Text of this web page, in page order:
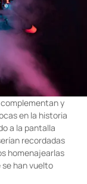
y
en la historia
a la pantalla
recordadas
homenajearlas
han vuelto